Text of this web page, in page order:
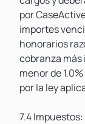
por
importes
honorarios
cobranza
menor de
por la ley
7.4